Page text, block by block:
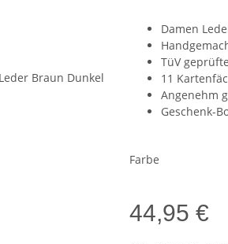
Damen
TüV
11
Angenehm
Geschenk-
Farbe
44,95 €